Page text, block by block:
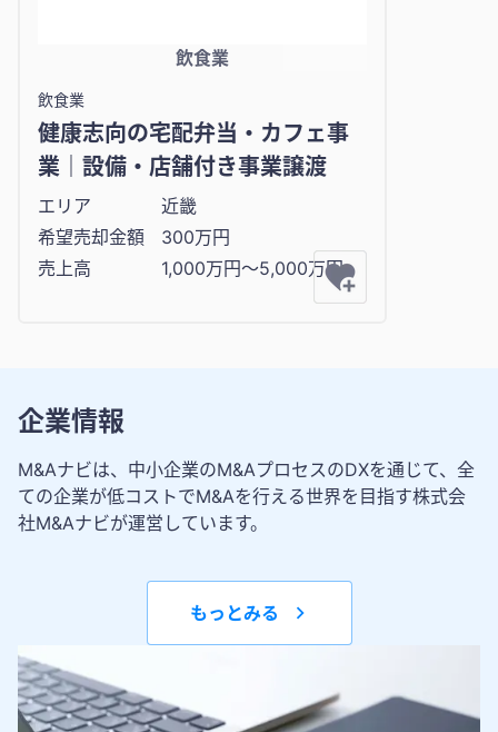
飲食業
飲食業
健康志向の宅配弁当・カフェ事
業｜設備・店舗付き事業譲渡
エリア
近畿
希望売却金額
300万円
売上高
1,000万円〜5,000万円
企業情報
M&Aナビは、中小企業のM&AプロセスのDXを通じて、全
ての企業が低コストでM&Aを行える世界を目指す株式会
社M&Aナビが運営しています。
もっとみる